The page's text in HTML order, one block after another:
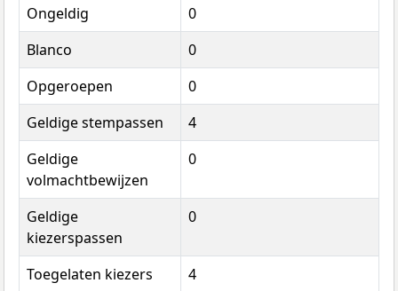
Ongeldig
0
Blanco
0
Opgeroepen
0
Geldige stempassen
4
Geldige
volmachtbewijzen
0
Geldige
kiezerspassen
0
Toegelaten kiezers
4